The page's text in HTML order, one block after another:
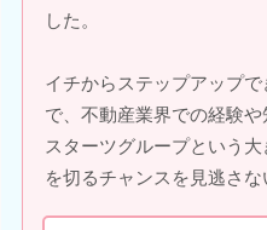
した。
イチからステップアップ
で、不動産業界での経験や
スターツグループという
を切るチャンスを見逃さな